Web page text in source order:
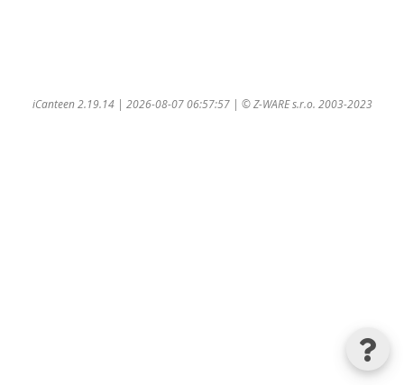
iCanteen 2.19.14 | 2026-08-07 06:57:57 | ©Z-WARE s.r.o. 2003-2023